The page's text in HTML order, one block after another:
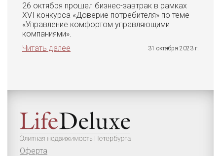
26 октября прошел бизнес-завтрак в рамках
XVI конкурса «Доверие потребителя» по теме
«Управление комфортом управляющими
компаниями».
Читать далее
31 октября 2023 г.
Оферта